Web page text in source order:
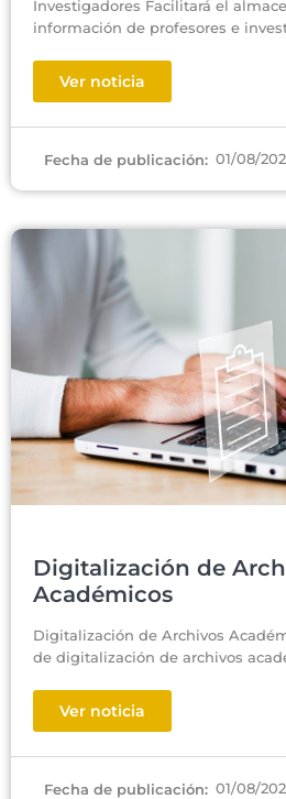
Investigadores Facilitará el
información de profesores e
Ver noticia
Fecha de publicación: 01/08/
Digitalización de
Académicos
Digitalización de Archivos
de digitalización de archivos
Ver noticia
Fecha de publicación: 01/08/